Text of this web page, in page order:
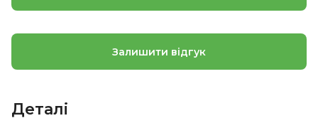
Залишити відгук
Деталі